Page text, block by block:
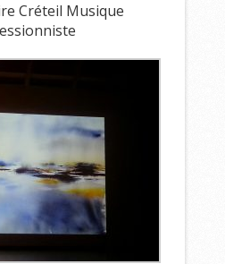
Créteil Musique